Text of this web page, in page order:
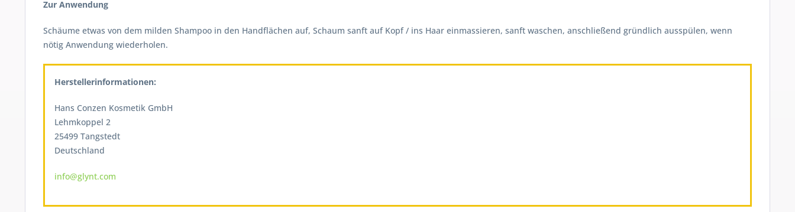
Zur Anwendung
Schäume etwas von dem milden Shampoo in den Handflächen auf, Schaum sanft auf Kopf / ins Haar einmassieren, sanft waschen, anschließend gründlich ausspülen, wenn
nötig Anwendung wiederholen.
Herstellerinformationen:
Hans Conzen Kosmetik GmbH
Lehmkoppel 2
25499 Tangstedt
Deutschland
info@glynt.com